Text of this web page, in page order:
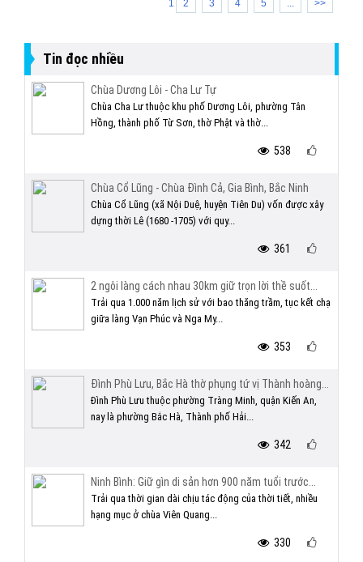
1 2 3 4 5 ... >>
Tin đọc nhiều
Chùa Dương Lôi - Cha Lư Tự
Chùa Cha Lư thuộc khu phố Dương Lôi, phường Tân
Hồng, thành phố Từ Sơn, thờ Phật và thờ...
538
Chùa Cổ Lũng - Chùa Đình Cả, Gia Bình, Bắc Ninh
Chùa Cổ Lũng (xã Nội Duệ, huyện Tiên Du) vốn được xây
dựng thời Lê (1680 -1705) với quy...
361
2 ngôi làng cách nhau 30km giữ trọn lời thề suốt...
Trải qua 1.000 năm lịch sử với bao thăng trầm, tục kết chạ
giữa làng Vạn Phúc và Nga My...
353
Đình Phù Lưu, Bắc Hà thờ phụng tứ vị Thành hoàng...
Đình Phù Lưu thuộc phường Tràng Minh, quận Kiến An,
nay là phường Bắc Hà, Thành phố Hải...
342
Ninh Bình: Giữ gìn di sản hơn 900 năm tuổi trước...
Trải qua thời gian dài chịu tác động của thời tiết, nhiều
hạng mục ở chùa Viên Quang...
330